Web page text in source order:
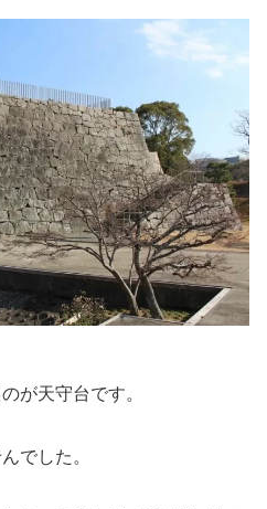
が天守台です。
でした。